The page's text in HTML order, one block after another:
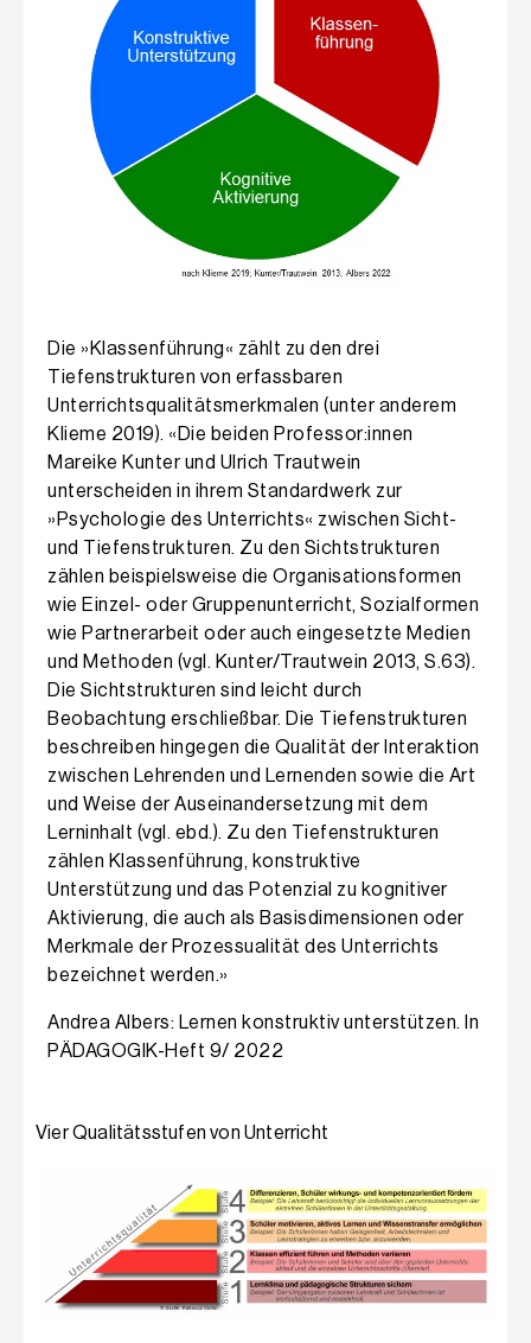
Die »Klassenführung« zählt zu den drei
Tiefenstrukturen von erfassbaren
Unterrichtsqualitätsmerkmalen (unter anderem
Klieme 2019). «Die beiden Professor:innen
Mareike Kunter und Ulrich Trautwein
unterscheiden in ihrem Standardwerk zur
»Psychologie des Unterrichts« zwischen Sicht-
und Tiefenstrukturen. Zu den Sichtstrukturen
zählen beispielsweise die Organisationsformen
wie Einzel- oder Gruppenunterricht, Sozialformen
wie Partnerarbeit oder auch eingesetzte Medien
und Methoden (vgl. Kunter/Trautwein 2013, S.63).
Die Sichtstrukturen sind leicht durch
Beobachtung erschließbar. Die Tiefenstrukturen
beschreiben hingegen die Qualität der Interaktion
zwischen Lehrenden und Lernenden sowie die Art
und Weise der Auseinandersetzung mit dem
Lerninhalt (vgl. ebd.). Zu den Tiefenstrukturen
zählen Klassenführung, konstruktive
Unterstützung und das Potenzial zu kognitiver
Aktivierung, die auch als Basisdimensionen oder
Merkmale der Prozessualität des Unterrichts
bezeichnet werden.»
Andrea Albers: Lernen konstruktiv unterstützen. In
PÄDAGOGIK-Heft 9/ 2022
Vier Qualitätsstufen von Unterricht